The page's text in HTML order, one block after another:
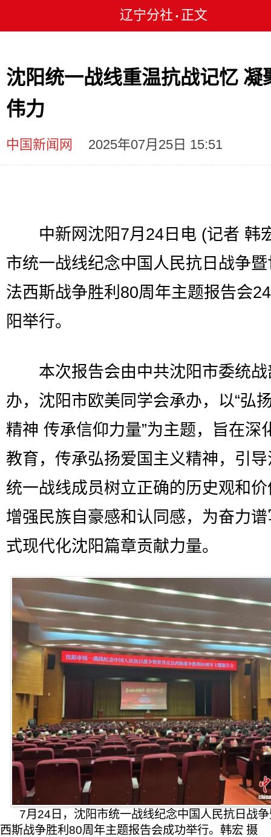
辽宁分社 • 正文
沈阳统一战线重温抗战记忆 凝
伟力
中国新闻网 2025年07月25日 15:51
中新网沈阳7月24日电 (记者 韩
市统一战线纪念中国人民抗日战争
法西斯战争胜利80周年主题报告会
阳举行。
本次报告会由中共沈阳市委统战
办，沈阳市欧美同学会承办，以“弘
精神 传承信仰力量”为主题，旨在深
教育，传承弘扬爱国主义精神，引
统一战线成员树立正确的历史观和
增强民族自豪感和认同感，为奋力
式现代化沈阳篇章贡献力量。
7月24日，沈阳市统一战线纪念中国人民抗日战
西斯战争胜利80周年主题报告会成功举行。韩宏 摄